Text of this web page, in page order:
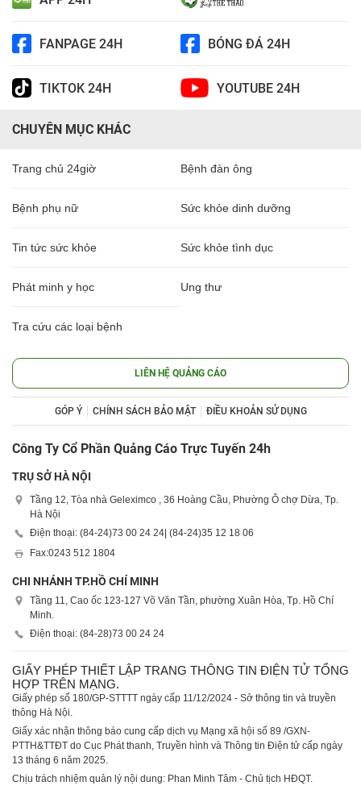
FANPAGE 24H BÓNG ĐÁ 24H
TIKTOK 24H YOUTUBE 24H
CHUYÊN MỤC KHÁC
Trang chủ 24giờ Bệnh đàn ông
Bệnh phụ nữ Sức khỏe dinh dưỡng
Tin tức sức khỏe Sức khỏe tình dục
Phát minh y học Ung thư
Tra cứu các loại bệnh
LIÊN HỆ QUẢNG CÁO
GÓP Ý CHÍNH SÁCH BẢO MẬT ĐIỀU KHOẢN SỬ DỤNG
Công Ty Cổ Phần Quảng Cáo Trực Tuyến 24h
TRỤ SỞ HÀ NỘI
Tầng 12, Tòa nhà Geleximco , 36 Hoàng Cầu, Phường Ô chợ Dừa, Tp.
Hà Nội
Điện thoại: (84-24)73 00 24 24 | (84-24)35 12 18 06
Fax:0243 512 1804
CHI NHÁNH TP.HỒ CHÍ MINH
Tầng 11, Cao ốc 123-127 Võ Văn Tần, phường Xuân Hòa, Tp. Hồ Chí
Minh.
Điện thoại: (84-28)73 00 24 24
GIẤY PHÉP THIẾT LẬP TRANG THÔNG TIN ĐIỆN TỬ TỔNG
HỢP TRÊN MẠNG.
Giấy phép số 180/GP-STTTT ngày cấp 11/12/2024 - Sở thông tin và truyền
thông Hà Nội.
Giấy xác nhận thông báo cung cấp dịch vụ Mạng xã hội số 89 /GXN-
PTTH&TTĐT do Cục Phát thanh, Truyền hình và Thông tin Điện tử cấp ngày
13 tháng 6 năm 2025.
Chịu trách nhiệm quản lý nội dung: Phan Minh Tâm - Chủ tịch HĐQT.